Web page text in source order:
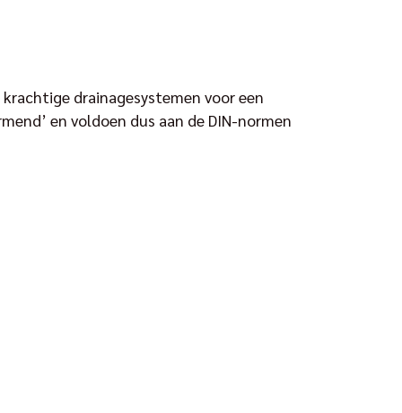
drainagesystemen voor een
en voldoen dus aan de DIN-normen